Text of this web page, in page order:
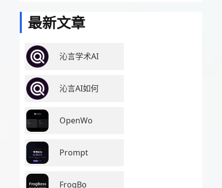
最新文章
沁言学术AI
沁言AI如何
OpenWo
Prompt
FrogBo